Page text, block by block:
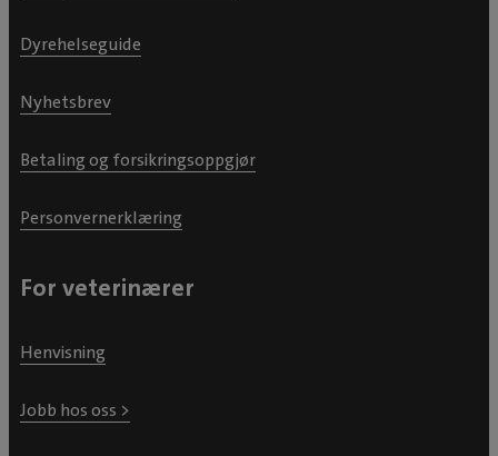
Dyrehelseguide
Nyhetsbrev
Betaling og forsikringsoppgjør
Personvernerklæring
For veterinærer
Henvisning
Jobb hos oss >